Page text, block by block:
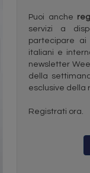
Puoi anche
servizi a
partecipare
italiani e
newsletter
della
esclusive della
Registrati ora.